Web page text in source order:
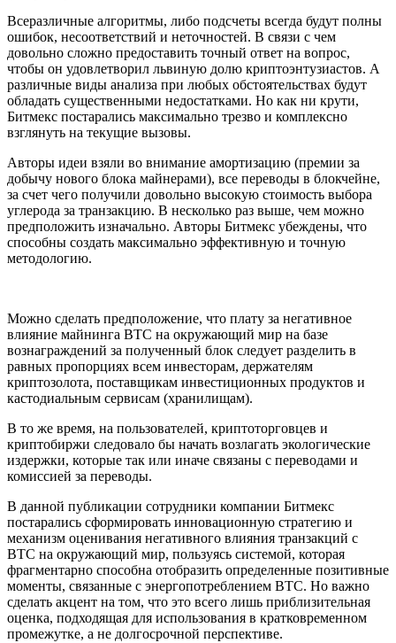
Всеразличные алгоритмы, либо подсчеты всегда будут полны
ошибок, несоответствий и неточностей. В связи с чем
довольно сложно предоставить точный ответ на вопрос,
чтобы он удовлетворил львиную долю криптоэнтузиастов. А
различные виды анализа при любых обстоятельствах будут
обладать существенными недостатками. Но как ни крути,
Битмекс постарались максимально трезво и комплексно
взглянуть на текущие вызовы.
Авторы идеи взяли во внимание амортизацию (премии за
добычу нового блока майнерами), все переводы в блокчейне,
за счет чего получили довольно высокую стоимость выбора
углерода за транзакцию. В несколько раз выше, чем можно
предположить изначально. Авторы Битмекс убеждены, что
способны создать максимально эффективную и точную
методологию.
Можно сделать предположение, что плату за негативное
влияние майнинга ВТС на окружающий мир на базе
вознаграждений за полученный блок следует разделить в
равных пропорциях всем инвесторам, держателям
криптозолота, поставщикам инвестиционных продуктов и
кастодиальным сервисам (хранилищам).
В то же время, на пользователей, криптоторговцев и
криптобиржи следовало бы начать возлагать экологические
издержки, которые так или иначе связаны с переводами и
комиссией за переводы.
В данной публикации сотрудники компании Битмекс
постарались сформировать инновационную стратегию и
механизм оценивания негативного влияния транзакций с
ВТС на окружающий мир, пользуясь системой, которая
фрагментарно способна отобразить определенные позитивные
моменты, связанные с энергопотреблением ВТС. Но важно
сделать акцент на том, что это всего лишь приблизительная
оценка, подходящая для использования в кратковременном
промежутке, а не долгосрочной перспективе.